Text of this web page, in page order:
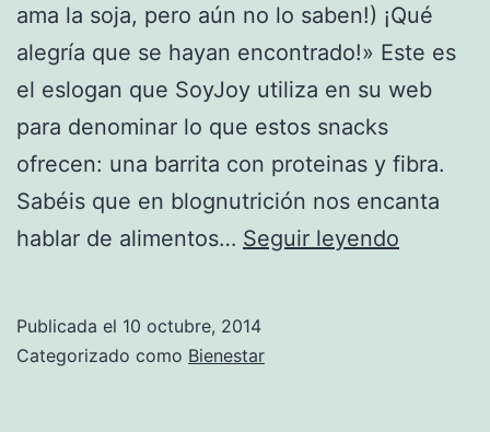
ama la soja, pero aún no lo saben!) ¡Qué
alegría que se hayan encontrado!» Este es
el eslogan que SoyJoy utiliza en su web
para denominar lo que estos snacks
ofrecen: una barrita con proteinas y fibra.
Sabéis que en blognutrición nos encanta
hablar de alimentos… Seguir leyendo
Publicada el 10 octubre, 2014
Categorizado como Bienestar